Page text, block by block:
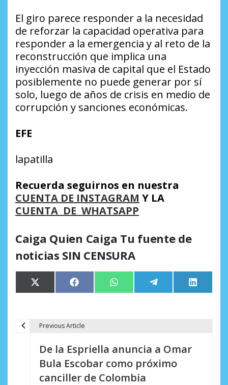
El giro parece responder a la necesidad
de reforzar la capacidad operativa para
responder a la emergencia y al reto de la
reconstrucción que implica una
inyección masiva de capital que el Estado
posiblemente no puede generar por sí
solo, luego de años de crisis en medio de
corrupción y sanciones económicas.
EFE
lapatilla
Recuerda seguirnos en nuestra
CUENTA DE INSTAGRAM Y LA
CUENTA DE WHATSAPP
Caiga Quien Caiga Tu fuente de
noticias SIN CENSURA
Compartir
en
X
(Twitter)
Compartir
en
Facebook Compartir
en
WhatsApp Compartir
en
Telegram
en
LinkedIn
Previous Article
De la Espriella anuncia a Omar
Bula Escobar como próximo
canciller de Colombia